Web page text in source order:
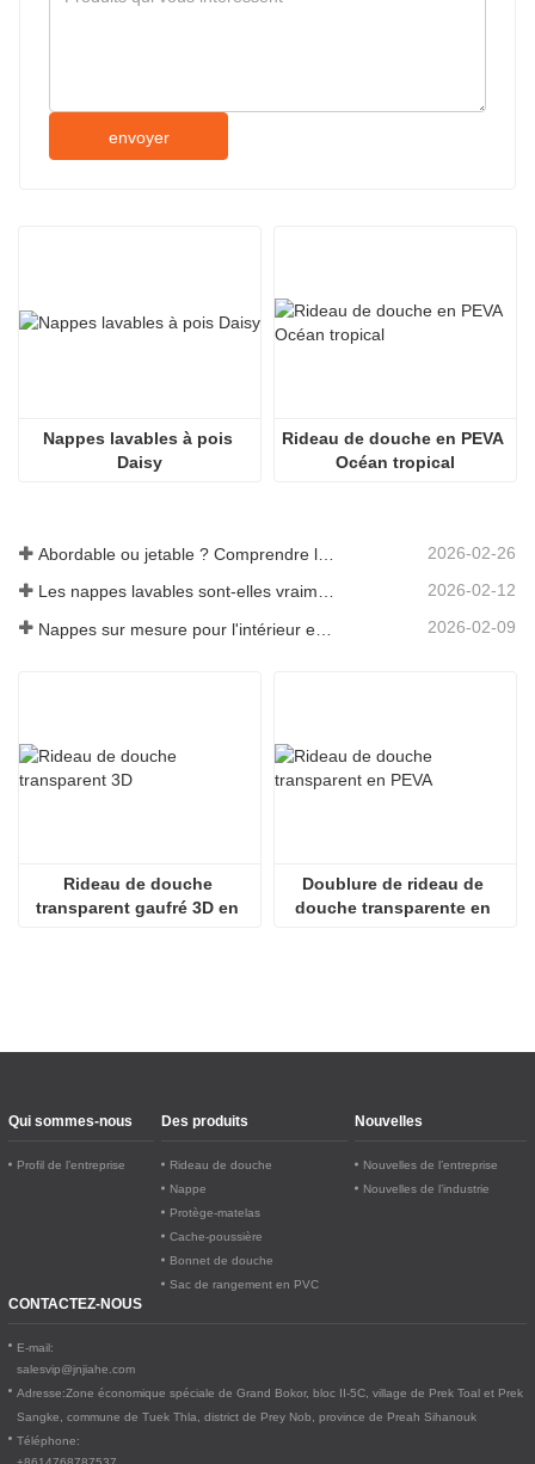
envoyer
Nappes lavables à pois
Daisy
Rideau de douche en PEVA
Océan tropical
2026-02-26
Les nappes lavables sont-elles vraiment faciles d'entretien ? À quoi s'attendre ? 2026-02-12
2026-02-09
Rideau de douche
transparent gaufré 3D en
Doublure de rideau de
douche transparente en
Qui sommes-nous
Profil de l’entreprise
Des produits
Rideau de douche
Nappe
Protège-matelas
Cache-poussière
Bonnet de douche
Sac de rangement en PVC
Nouvelles
Nouvelles de l’entreprise
Nouvelles de l’industrie
CONTACTEZ-NOUS
E-mail:
salesvip@jnjiahe.com
Adresse:Zone économique spéciale de Grand Bokor, bloc II-5C, village de Prek Toal et Prek
Sangke, commune de Tuek Thla, district de Prey Nob, province de Preah Sihanouk
Téléphone: